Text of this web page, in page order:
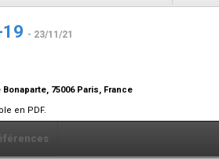
- 23/11/21
75006 Paris, France
en PDF.